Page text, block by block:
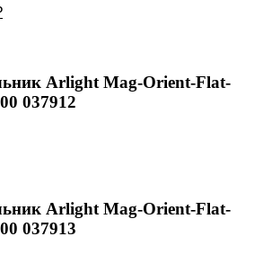
Текущая
Arlight Mag-Orient-Flat-
037912
Arlight Mag-Orient-Flat-
037913